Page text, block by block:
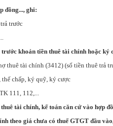
đồng..., ghi:
trước
khoản tiền thuê tài chính hoặc ký
thuê tài chính (3412) (số tiền thuê trả
thế chấp, ký quỹ, ký cược
112,...
tài chính, kế toán căn cứ vào hợp
theo giá chưa có thuế GTGT đầu